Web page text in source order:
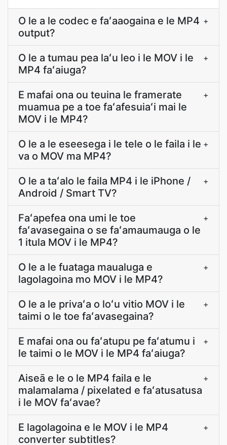
O le a le codec e faʻaaogaina e le MP4
output?
+
O le a tumau pea laʻu leo i le MOV i le
MP4 faʻaiuga?
+
E mafai ona ou teuina le framerate
muamua pe a toe faʻafesuiaʻi mai le
MOV i le MP4?
+
O le a le eseesega i le tele o le faila i le
va o MOV ma MP4?
+
O le a taʻalo le faila MP4 i le iPhone /
Android / Smart TV?
+
Faʻapefea ona umi le toe
faʻavasegaina o se faʻamaumauga o le
1 itula MOV i le MP4?
+
O le a le fuataga maualuga e
lagolagoina mo MOV i le MP4?
+
O le a le privaʻa o loʻu vitio MOV i le
taimi o le toe faʻavasegaina?
+
E mafai ona ou faʻatupu pe faʻatumu i
le taimi o le MOV i le MP4 faʻaiuga?
+
Aiseā e le o le MP4 faila e le
malamalama / pixelated e faʻatusatusa
i le MOV faʻavae?
+
E lagolagoina e le MOV i le MP4
converter subtitles?
+